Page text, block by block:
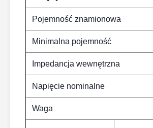
Pojemność znamionowa
Minimalna pojemność
Impedancja wewnętrzna
Napięcie nominalne
Waga